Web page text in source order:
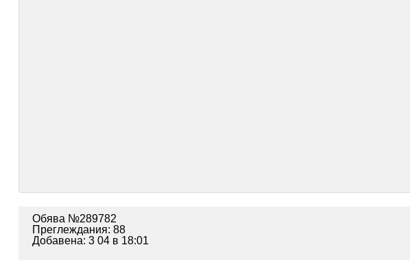
Обява №289782
Преглеждания: 88
Добавена: 3 04 в 18:01